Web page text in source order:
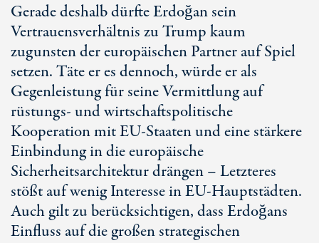
Gerade deshalb dürfte Erdoğan sein
Vertrauensverhältnis zu Trump kaum
zugunsten der europäischen Partner auf Spiel
setzen. Täte er es dennoch, würde er als
Gegenleistung für seine Vermittlung auf
rüstungs- und wirtschaftspolitische
Kooperation mit EU-Staaten und eine stärkere
Einbindung in die europäische
Sicherheitsarchitektur drängen – Letzteres
stößt auf wenig Interesse in EU-Hauptstädten.
Auch gilt zu berücksichtigen, dass Erdoğans
Einfluss auf die großen strategischen